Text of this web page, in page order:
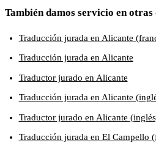
También damos servicio en otras
Traducción jurada en Alicante
Traducción jurada en Alicante
Traductor jurado en Alicante
Traducción jurada en Alicante
Traductor jurado en Alicante
Traducción jurada en El Campello